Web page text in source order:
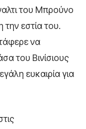
του Μπρούνο
εστία του.
να
του Βινίσιους
ευκαιρία για